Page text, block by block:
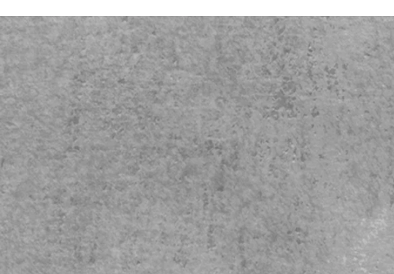
試験対策
一次試験対策 総まとめ
二次試験対策 総まとめ
二次対策：選択式アルコール飲料
試験Q&A（問い合わせ例）
受験を検討中の方へ
ソムリエ試験に関して
WE試験に関して
セミナー＆イベント
セミナー＆イベントスケジュール
初心者セミナー（案内）
カスタムワイン会（貸切/出張）
初心者歓迎／登録料・更新料不要／大阪・北新地 わいんばるMandou